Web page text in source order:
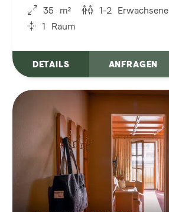
möchten.
1-2 Erwachsene
35
m²
1
Raum
DETAILS ANFRAGEN